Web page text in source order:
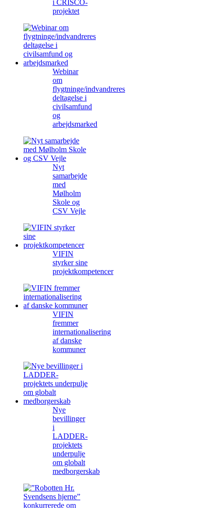
i CRISCO-
projektet
Webinar
om
flygtninge/indvandreres
deltagelse i
civilsamfund
og
arbejdsmarked
Nyt
samarbejde
med
Mølholm
Skole og
CSV Vejle
VIFIN
styrker sine
projektkompetencer
VIFIN
fremmer
internationalisering
af danske
kommuner
Nye
bevillinger
i
LADDER-
projektets
underpulje
om globalt
medborgerskab